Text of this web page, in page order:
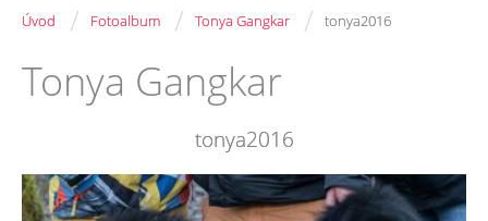
Úvod / Fotoalbum / Tonya Gangkar / tonya2016
Tonya Gangkar
tonya2016